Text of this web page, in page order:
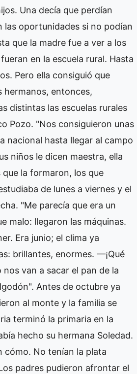
Una decía que perdían
las oportunidades si no podían
que la madre fue a ver a los
en la escuela rural. Hasta
Pero ella consiguió que
hermanos, entonces,
distintas las escuelas rurales
Pozo. "Nos consiguieron unas
nacional hasta llegar al campo
niños le dicen maestra, ella
la formaron, los que
de lunes a viernes y el
"Me parecía que era un
malo: llegaron las máquinas.
Era junio; el clima ya
brillantes, enormes. —¡Qué
van a sacar el pan de la
Antes de octubre ya
al monte y la familia se
terminó la primaria en la
hecho su hermana Soledad.
cómo. No tenían la plata
padres pudieron afrontar el